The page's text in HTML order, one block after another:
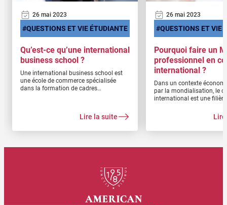
QUESTIONS ET VIE ÉTUDIANTE
26 mai 2023
Qu’est-ce qu’une international
business school ?
Une international business school est
une école de commerce spécialisée
dans la formation de cadres
qu’ailleurs. Qu’est-ce qu’une
American Business College Paris !
Lire la suite
QUESTIONS ET VIE
26 mai 2023
Pourquoi faire un
professionnel en
international ?
Dans un contexte
par la mondialisation, le
international est une filière
faire carrière dans ce
devez suivre une